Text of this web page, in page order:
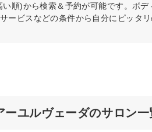
順)から検索＆予約が可能です。ボ
ービスなどの条件から自分にピッタ
ーユルヴェーダのサロン一